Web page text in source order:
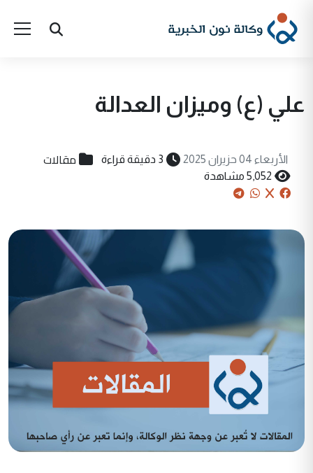
علي (ع) وميزان العدالة
الأربعاء 04 حزيران 2025 3 دقيقة قراءة مقالات
5,052 مشاهدة